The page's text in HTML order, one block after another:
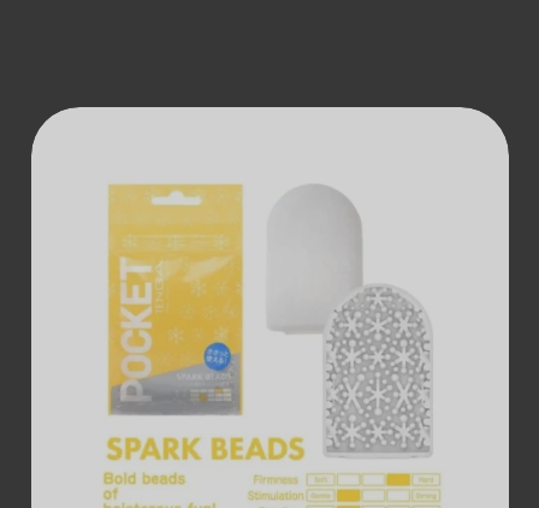
ДОДАТИ В
КОШИК